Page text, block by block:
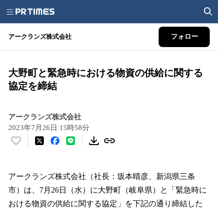
アークランズ株式会社 フォロー
大野町と緊急時における物資の供給に関する
協定を締結
アークランズ株式会社
2023年7月26日 15時58分
い
！
数
を
読
アークランズ株式会社（社長：坂本晴彦、新潟県三条
市）は、7月26日（水）に大野町（岐阜県）と「緊急時に
おける物資の供給に関する協定」を下記の通り締結した